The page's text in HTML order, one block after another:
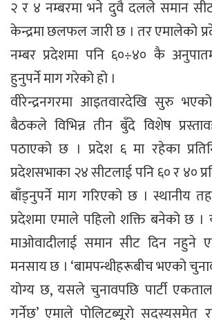
२ र ४ नम्बरमा भने दुवै दलले समान सीट
केन्द्रमा छलफल जारी छ । तर एमालेको
नम्बर प्रदेशमा पनि ६०÷४० कै
हुनुपर्ने माग गरेको हो ।
वीरेन्द्रनगरमा आइतवारदेखि सुरु
बैठकले विभिन्न तीन बुँदे विशेष
पठाएको छ । प्रदेश ६ मा रहेका
प्रदेशसभाका २४ सीटलाई पनि ६० र ४०
बाँड्नुपर्ने माग गरिएको छ । स्थानीय
प्रदेशमा एमाले पहिलो शक्ति बनेको छ ।
माओवादीलाई समान सीट दिन नहुने
मनसाय छ । ‘बामपन्थीहरूबीच भएको
योग्य छ, यसले चुनावपछि पार्टी
गर्नेछ’ एमाले पोलिटब्यूरो सदस्यसमेत